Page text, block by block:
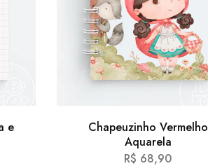
e
Chapeuzinho Vermelho
Aquarela
R$ 68,90